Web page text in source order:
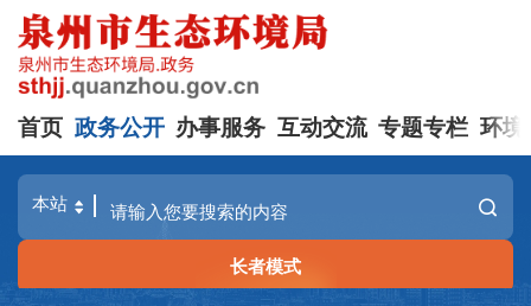
首页 政务公开 办事服务 互动交流 专题专栏 环境
长者模式